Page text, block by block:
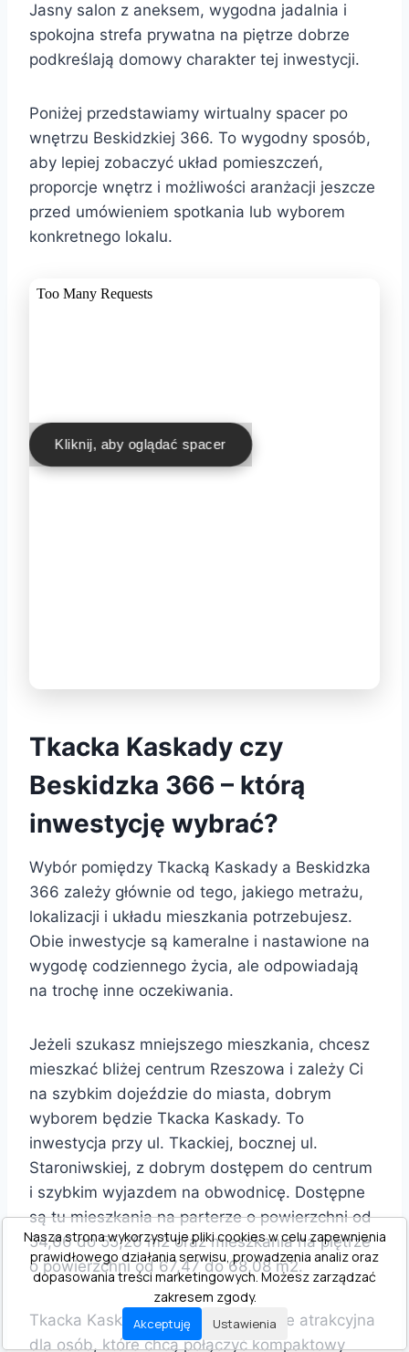
Jasny salon z aneksem, wygodna jadalnia i
spokojna strefa prywatna na piętrze dobrze
podkreślają domowy charakter tej inwestycji.
Poniżej przedstawiamy wirtualny spacer po
wnętrzu Beskidzkiej 366. To wygodny sposób,
aby lepiej zobaczyć układ pomieszczeń,
proporcje wnętrz i możliwości aranżacji jeszcze
przed umówieniem spotkania lub wyborem
konkretnego lokalu.
Kliknij, aby oglądać spacer
Tkacka Kaskady czy
Beskidzka 366 – którą
inwestycję wybrać?
Wybór pomiędzy Tkacką Kaskady a Beskidzka
366 zależy głównie od tego, jakiego metrażu,
lokalizacji i układu mieszkania potrzebujesz.
Obie inwestycje są kameralne i nastawione na
wygodę codziennego życia, ale odpowiadają
na trochę inne oczekiwania.
Jeżeli szukasz mniejszego mieszkania, chcesz
mieszkać bliżej centrum Rzeszowa i zależy Ci
na szybkim dojeździe do miasta, dobrym
wyborem będzie Tkacka Kaskady. To
inwestycja przy ul. Tkackiej, bocznej ul.
Staroniwskiej, z dobrym dostępem do centrum
i szybkim wyjazdem na obwodnicę. Dostępne
są tu mieszkania na parterze o powierzchni od
54,66 do 55,26 m2 oraz mieszkania na piętrze
o powierzchni od 67,47 do 68,08 m2.
Tkacka Kaskady będzie szczególnie atrakcyjna
dla osób, które chcą połączyć kompaktowy
Nasza strona wykorzystuje pliki cookies w celu zapewnienia
prawidłowego działania serwisu, prowadzenia analiz oraz
dopasowania treści marketingowych. Możesz zarządzać
zakresem zgody.
Akceptuję Ustawienia